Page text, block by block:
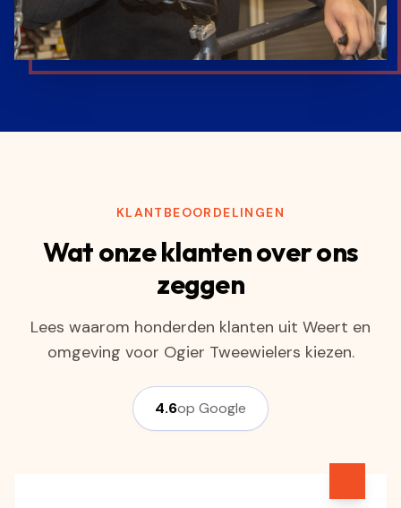
KLANTBEOORDELINGEN
Wat onze klanten over ons
zeggen
Lees waarom honderden klanten uit Weert en
omgeving voor Ogier Tweewielers kiezen.
4.6op Google